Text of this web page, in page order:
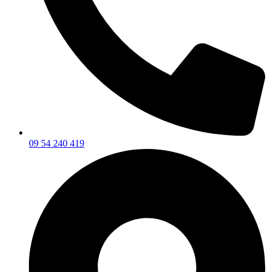
09 54 240 419